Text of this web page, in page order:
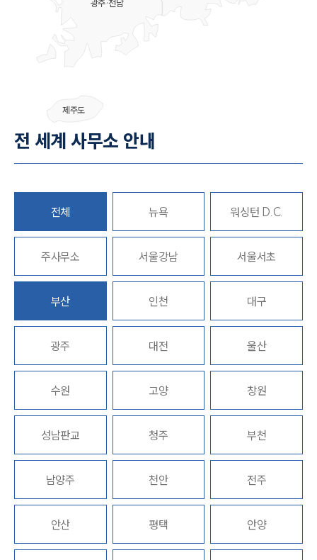
전체
기업전문변호사
ABOUT
그룹소개
대륜의 강점
업무협력·법률자문 기업
오시는 길
글로벌 파트너 로펌
고객의 소리
통합검색
AI대륜
INSIGHT
주요 업무사례
기업 인사이트
사례분석/최신동향
법률지식인
고객후기
광주·전남
제주도
전 세계 사무소 안내
전체 뉴욕 워싱턴 D.C.
주사무소 서울강남 서울서초
부산 인천 대구
광주 대전 울산
수원 고양 창원
성남판교 청주 부천
남양주 천안 전주
안산 평택 안양